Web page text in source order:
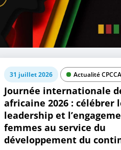
31 juillet 2026 Actualité
Journée internationale
africaine 2026 : célébrer
leadership et
femmes au service du
développement du